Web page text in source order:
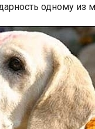
одному из